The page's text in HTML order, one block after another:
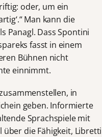
oder, um ein
Man kann die
Panagl. Dass Spontini
fasst in einem
Bühnen nicht
einnimmt.
in
geben. Informierte
Sprachspiele mit
die Fähigkeit, Libretti